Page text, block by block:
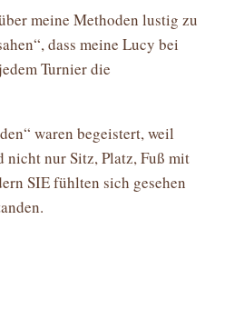
meine Methoden lustig zu
dass meine Lucy bei
Turnier die
waren begeistert, weil
nicht nur Sitz, Platz, Fuß mit
SIE fühlten sich gesehen